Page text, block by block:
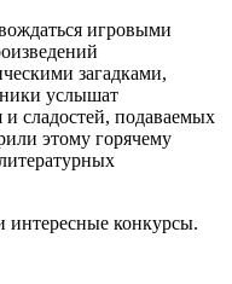
игровыми
загадками,
услышат
сладостей, подаваемых
этому горячему
интересные конкурсы.